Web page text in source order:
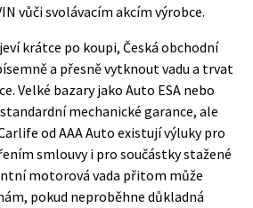
vůči svolávacím akcím výrobce.
krátce po koupi, Česká obchodní
a přesně vytknout vadu a trvat
Velké bazary jako Auto ESA nebo
mechanické garance, ale
od AAA Auto existují výluky pro
smlouvy i pro součástky stažené
motorová vada přitom může
pokud neproběhne důkladná